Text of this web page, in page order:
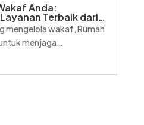
Anda:
Terbaik dari
mengelola wakaf, Rumah
menjaga
layanan terbaik
tentang